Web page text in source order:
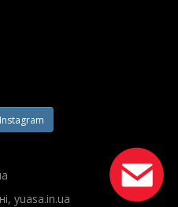
Instagram
yuasa.in.ua